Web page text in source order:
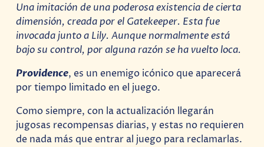
Una imitación de una poderosa existencia de cierta
dimensión, creada por el Gatekeeper. Esta fue
invocada junto a Lily. Aunque normalmente está
bajo su control, por alguna razón se ha vuelto loca.
Providence, es un enemigo icónico que aparecerá
por tiempo limitado en el juego.
Como siempre, con la actualización llegarán
jugosas recompensas diarias, y estas no requieren
de nada más que entrar al juego para reclamarlas.